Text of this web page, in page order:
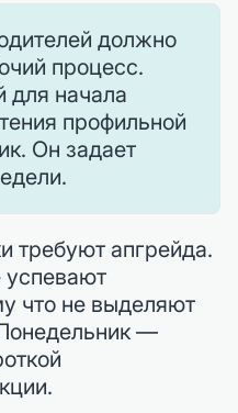
должно
процесс.
для начала
профильной
Он задает
требуют апгрейда.
успевают
что не выделяют
—